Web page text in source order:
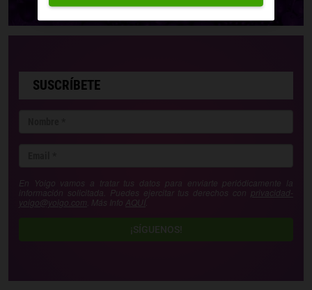
SUSCRÍBETE
En Yoigo vamos a tratar tus datos para enviarte periódicamente la
información solicitada. Puedes ejercitar tus derechos con privacidad-
yoigo@yoigo.com . Más Info AQUÍ
¡SÍGUENOS!